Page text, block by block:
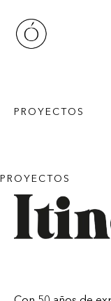
content
PROYECTOS
PROYECTOS